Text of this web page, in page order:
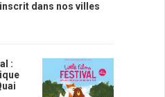
dans nos villes
: